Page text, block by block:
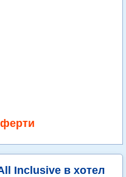
Inclusive в хотел